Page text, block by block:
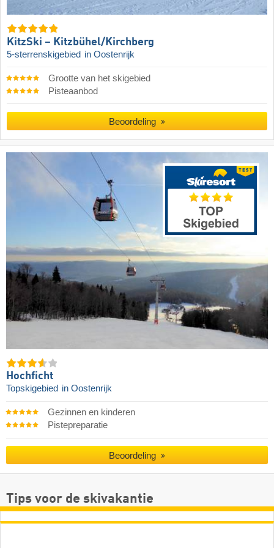
KitzSki – Kitzbühel/​Kirchberg
5-sterrenskigebied in Oostenrijk
Grootte van het skigebied
Pisteaanbod
Beoordeling
Hochficht
Topskigebied in Oostenrijk
Gezinnen en kinderen
Pistepreparatie
Beoordeling
Tips voor de skivakantie